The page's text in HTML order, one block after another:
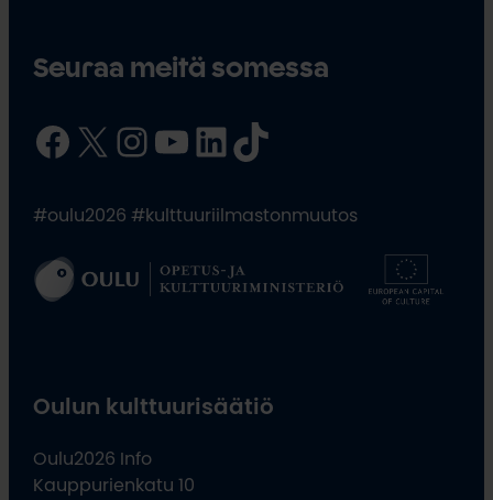
Seuraa meitä somessa
Facebook X InstagramYouTube LinkedIn TikTok
#oulu2026 #kulttuuriilmastonmuutos
Oulun kulttuurisäätiö
Oulu2026 Info
Kauppurienkatu 10